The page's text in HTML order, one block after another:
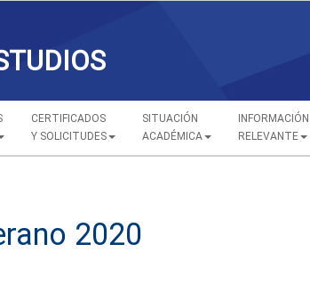
CERTIFICADOS
Y SOLICITUDES
SITUACIÓN
ACADÉMICA
INFORMACIÓN
RELEVANTE
2020